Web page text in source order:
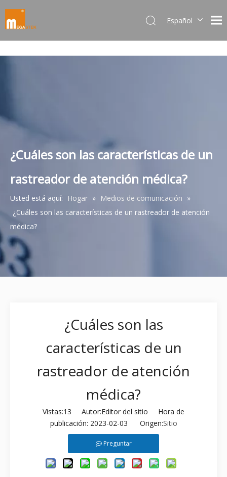
Español
Français
简体中文
English
¿Cuáles son las características de un
rastreador de atención médica?
Usted está aquí: Hogar » Medios de comunicación »
¿Cuáles son las características de un rastreador de atención
médica?
¿Cuáles son las
características de un
rastreador de atención
médica?
Vistas:13 Autor:Editor del sitio Hora de
publicación: 2023-02-03 Origen:Sitio
Preguntar